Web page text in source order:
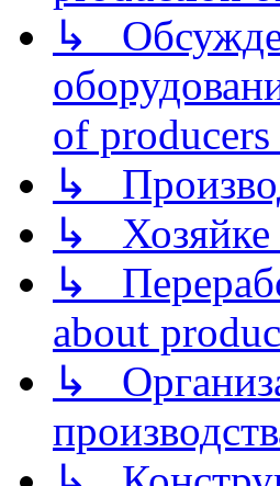
↳
of
↳
↳ Хозяйке
↳
about
↳